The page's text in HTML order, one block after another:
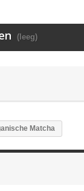
(leeg)
Matcha